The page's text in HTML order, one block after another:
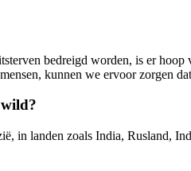
bedreigd worden, is er
kunnen we ervoor zorgen
in landen zoals India, Rusland,